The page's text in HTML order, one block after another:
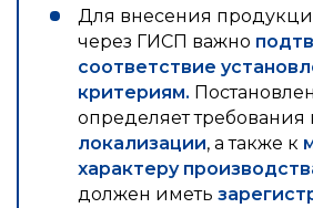
Для внесения
через ГИСП важно
соответствие
критериям.
определяет требования
локализации, а также к
характеру
должен иметь